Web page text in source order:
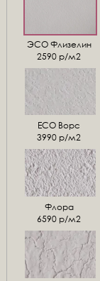
ЭСО Флизелин
2590 р/м2
ЕСО Ворс
3990 р/м2
Флора
6590 р/м2